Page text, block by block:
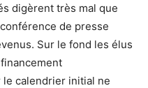
digèrent très mal que
de presse
Sur le fond les élus
calendrier initial ne